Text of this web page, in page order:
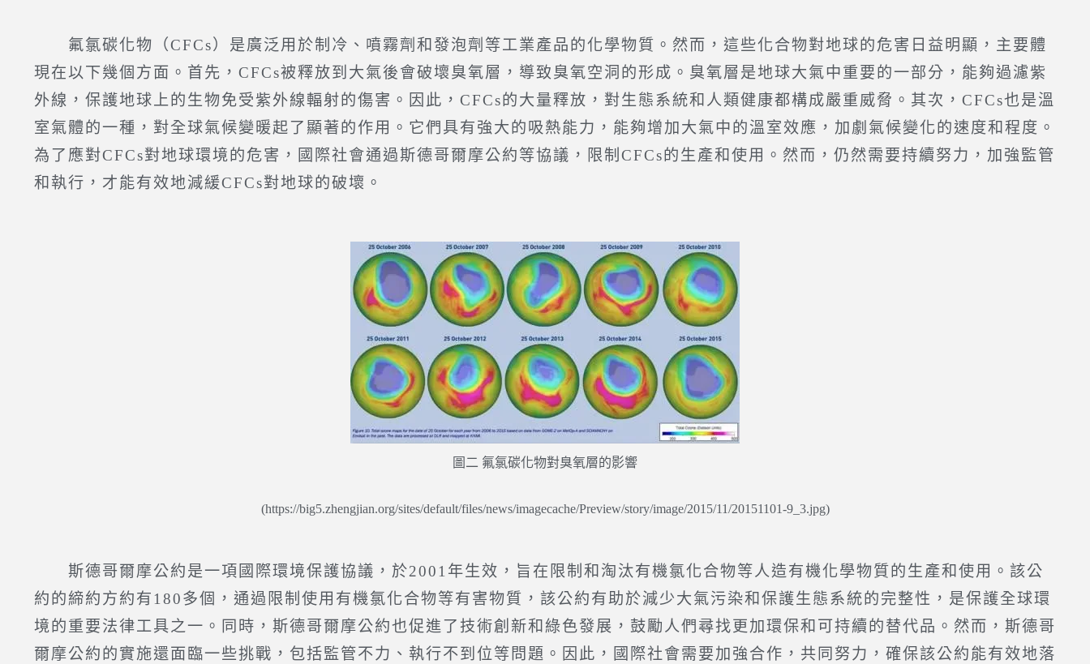
氟氯碳化物（CFCs）是廣泛用於制冷、噴霧劑和發泡劑等工業產品的化學物質。然而，這些化合物對地球的危害日益明顯，主要體
現在以下幾個方面。首先，CFCs被釋放到大氣後會破壞臭氧層，導致臭氧空洞的形成。臭氧層是地球大氣中重要的一部分，能夠過濾紫
外線，保護地球上的生物免受紫外線輻射的傷害。因此，CFCs的大量釋放，對生態系統和人類健康都構成嚴重威脅。其次，CFCs也是溫
室氣體的一種，對全球氣候變暖起了顯著的作用。它們具有強大的吸熱能力，能夠增加大氣中的溫室效應，加劇氣候變化的速度和程度。
為了應對CFCs對地球環境的危害，國際社會通過斯德哥爾摩公約等協議，限制CFCs的生產和使用。然而，仍然需要持續努力，加強監管
和執行，才能有效地減緩CFCs對地球的破壞。
圖二 氟氯碳化物對臭氧層的影響
(https://big5.zhengjian.org/sites/default/files/news/imagecache/Preview/story/image/2015/11/20151101-9_3.jpg)
斯德哥爾摩公約是一項國際環境保護協議，於2001年生效，旨在限制和淘汰有機氯化合物等人造有機化學物質的生產和使用。該公
約的締約方約有180多個，通過限制使用有機氯化合物等有害物質，該公約有助於減少大氣污染和保護生態系統的完整性，是保護全球環
境的重要法律工具之一。同時，斯德哥爾摩公約也促進了技術創新和綠色發展，鼓勵人們尋找更加環保和可持續的替代品。然而，斯德哥
爾摩公約的實施還面臨一些挑戰，包括監管不力、執行不到位等問題。因此，國際社會需要加強合作，共同努力，確保該公約能有效地落